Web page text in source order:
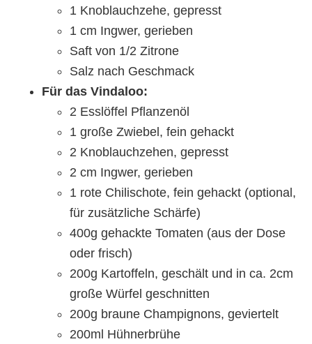
1 Knoblauchzehe, gepresst
1 cm Ingwer, gerieben
Saft von 1/2 Zitrone
Salz nach Geschmack
Für das Vindaloo:
2 Esslöffel Pflanzenöl
1 große Zwiebel, fein gehackt
2 Knoblauchzehen, gepresst
2 cm Ingwer, gerieben
1 rote Chilischote, fein gehackt (optional,
für zusätzliche Schärfe)
400g gehackte Tomaten (aus der Dose
oder frisch)
200g Kartoffeln, geschält und in ca. 2cm
große Würfel geschnitten
200g braune Champignons, geviertelt
200ml Hühnerbrühe